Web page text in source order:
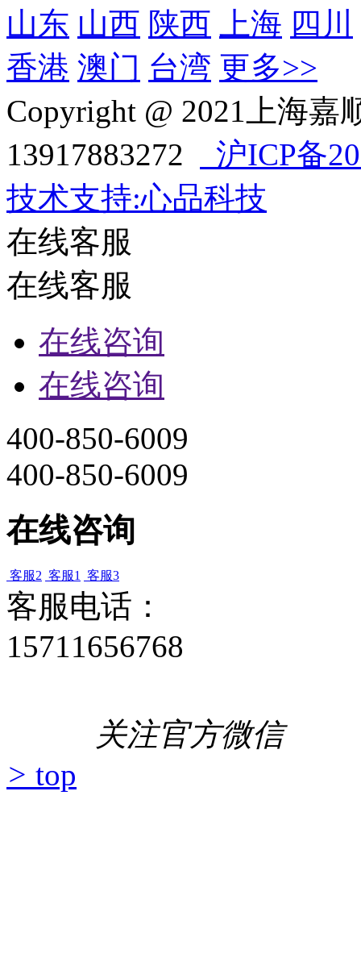
山东 山西 陕西 上海 四川
香港 澳门 台湾 更多>>
Copyright @ 2021上海
13917883272
沪ICP备
技术支持:心品科技
在线客服
在线客服
在线咨询
在线咨询
400-850-6009
400-850-6009
在线咨询
客服2 客服1 客服3
客服电话：
15711656768
关注官方微信
> top